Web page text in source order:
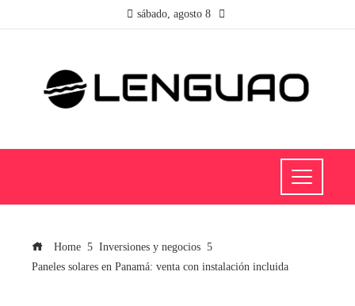
sábado, agosto 8
Home
Inversiones y negocios
Paneles solares en Panamá: venta con instalación incluida